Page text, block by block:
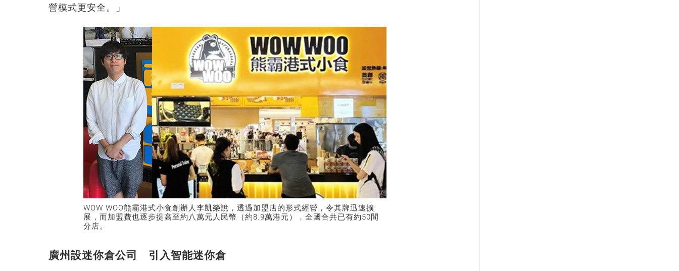
營模式更安全。」
WOW WOO熊霸港式小食創辦人李凱榮說，透過加盟店的形式經營，令其牌迅速擴
展，而加盟費也逐步提高至約八萬元人民幣（約8.9萬港元），全國合共已有約50間
分店。
廣州設迷你倉公司 引入智能迷你倉